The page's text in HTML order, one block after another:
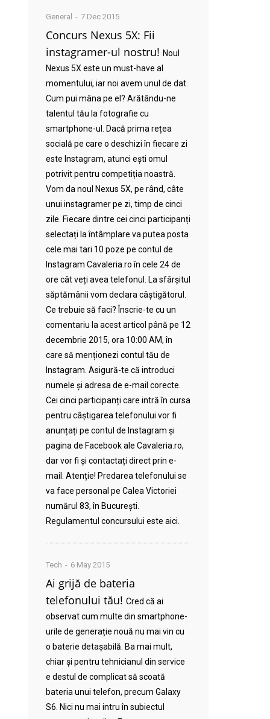
General 7 Dec 2015
Concurs Nexus 5X: Fii
instagramer-ul nostru! Noul
Nexus 5X este un must-have al
momentului, iar noi avem unul de dat.
Cum pui mâna pe el? Arătându-ne
talentul tău la fotografie cu
smartphone-ul. Dacă prima rețea
socială pe care o deschizi în fiecare zi
este Instagram, atunci ești omul
potrivit pentru competiția noastră.
Vom da noul Nexus 5X, pe rând, câte
unui instagramer pe zi, timp de cinci
zile. Fiecare dintre cei cinci participanți
selectați la întâmplare va putea posta
cele mai tari 10 poze pe contul de
Instagram Cavaleria.ro în cele 24 de
ore cât veți avea telefonul. La sfârșitul
săptămânii vom declara câștigătorul.
Ce trebuie să faci? Înscrie-te cu un
comentariu la acest articol până pe 12
decembrie 2015, ora 10:00 AM, în
care să menționezi contul tău de
Instagram. Asigură-te că introduci
numele și adresa de e-mail corecte.
Cei cinci participanți care intră în cursa
pentru câștigarea telefonului vor fi
anunțați pe contul de Instagram și
pagina de Facebook ale Cavaleria.ro,
dar vor fi și contactați direct prin e-
mail. Atenție! Predarea telefonului se
va face personal pe Calea Victoriei
numărul 83, în București.
Regulamentul concursului este aici.
Tech 6 May 2015
Ai grijă de bateria
telefonului tău! Cred că ai
observat cum multe din smartphone-
urile de generație nouă nu mai vin cu
o baterie detașabilă. Ba mai mult,
chiar și pentru tehnicianul din service
e destul de complicat să scoată
bateria unui telefon, precum Galaxy
S6. Nici nu mai intru în subiectul